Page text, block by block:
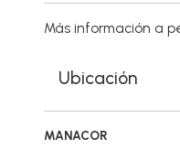
Más información a
Ubicación
MANACOR